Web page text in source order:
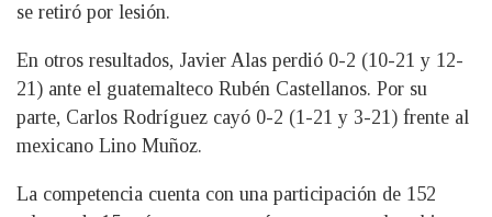
se retiró por lesión.
En otros resultados, Javier Alas perdió 0-2 (10-21 y 12-
21) ante el guatemalteco Rubén Castellanos. Por su
parte, Carlos Rodríguez cayó 0-2 (1-21 y 3-21) frente al
mexicano Lino Muñoz.
La competencia cuenta con una participación de 152